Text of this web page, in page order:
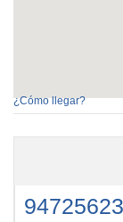
¿Cómo llegar?